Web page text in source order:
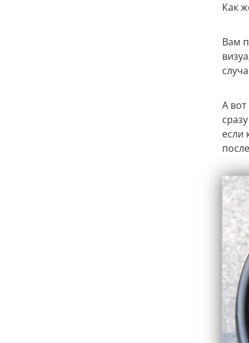
Как
Вам
А вот
если